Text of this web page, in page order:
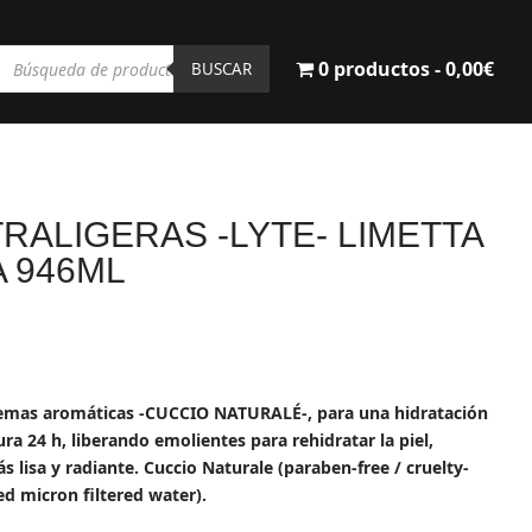
BUSCAR 0 productos 0,00€
-LYTE- LIMETTA
946ML
aromáticas -CUCCIO NATURALÉ-, para una hidratación
24 h, liberando emolientes para rehidratar la piel,
lisa y radiante. Cuccio Naturale (paraben-free / cruelty-
micron filtered water).